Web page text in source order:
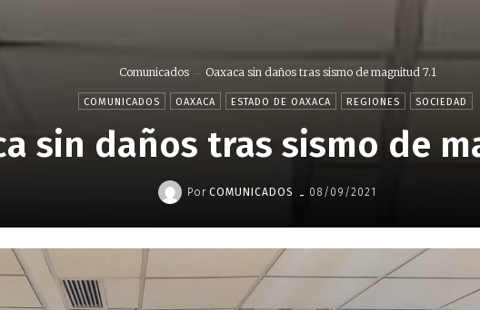
Comunicados Oaxaca sin daños tras sismo de magnitud 7.1
COMUNICADOS OAXACA ESTADO DE OAXACA REGIONES SOCIEDAD
sin daños tras sismo de
Por COMUNICADOS - 08/09/2021